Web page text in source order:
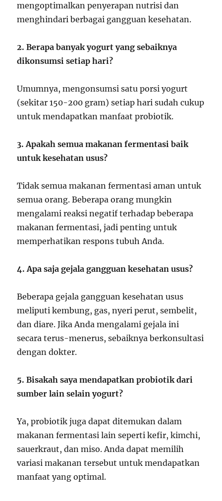
mengoptimalkan penyerapan nutrisi dan
menghindari berbagai gangguan kesehatan.
2. Berapa banyak yogurt yang sebaiknya
dikonsumsi setiap hari?
Umumnya, mengonsumsi satu porsi yogurt
(sekitar 150-200 gram) setiap hari sudah cukup
untuk mendapatkan manfaat probiotik.
3. Apakah semua makanan fermentasi baik
untuk kesehatan usus?
Tidak semua makanan fermentasi aman untuk
semua orang. Beberapa orang mungkin
mengalami reaksi negatif terhadap beberapa
makanan fermentasi, jadi penting untuk
memperhatikan respons tubuh Anda.
4. Apa saja gejala gangguan kesehatan usus?
Beberapa gejala gangguan kesehatan usus
meliputi kembung, gas, nyeri perut, sembelit,
dan diare. Jika Anda mengalami gejala ini
secara terus-menerus, sebaiknya berkonsultasi
dengan dokter.
5. Bisakah saya mendapatkan probiotik dari
sumber lain selain yogurt?
Ya, probiotik juga dapat ditemukan dalam
makanan fermentasi lain seperti kefir, kimchi,
sauerkraut, dan miso. Anda dapat memilih
variasi makanan tersebut untuk mendapatkan
manfaat yang optimal.